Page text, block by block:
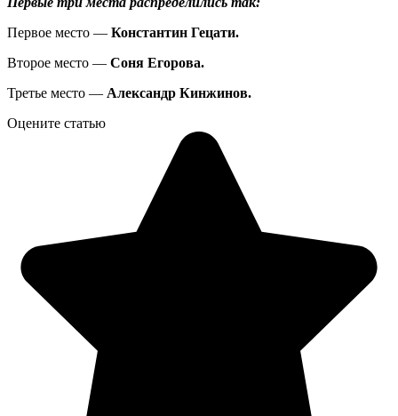
Первое место — Константин Гецати.
Второе место — Соня Егорова.
Третье место — Александр Кинжинов.
Оцените статью